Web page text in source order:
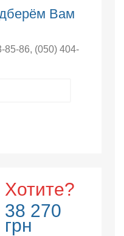
Вам
85-86, (050) 404-
Хотите?
38 270
грн